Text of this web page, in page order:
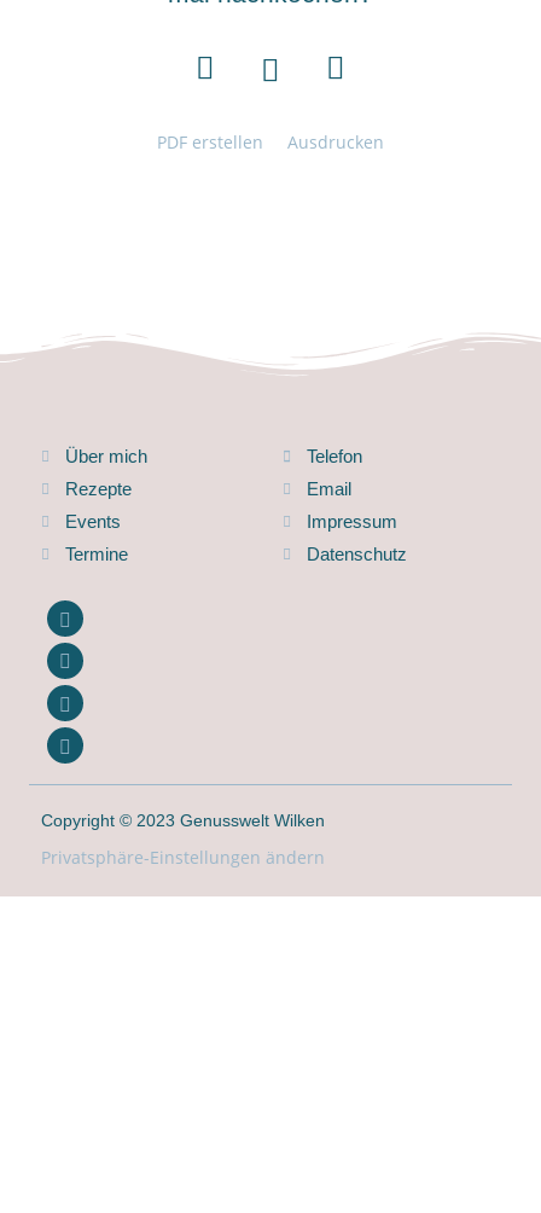
PDF erstellen Ausdrucken
Über mich
Rezepte
Events
Termine
Telefon
Email
Impressum
Datenschutz
Copyright © 2023 Genusswelt Wilken
Privatsphäre-Einstellungen ändern